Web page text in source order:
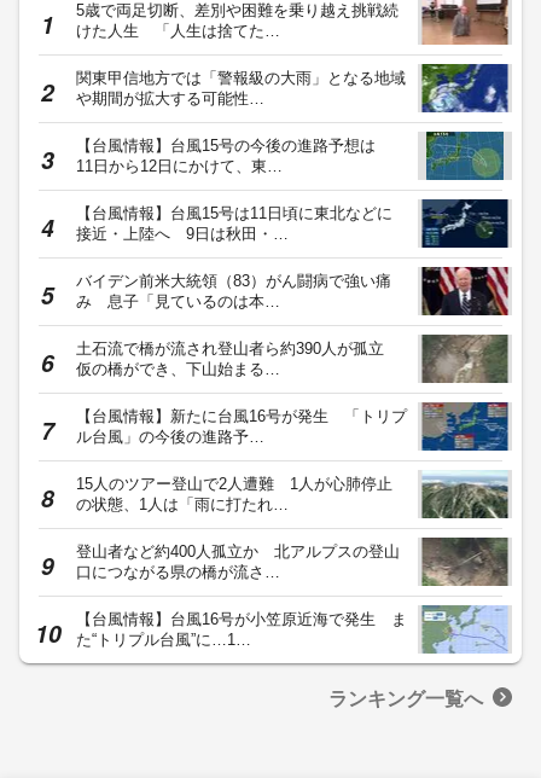
5歳で両足切断、差別や困難を乗り越え挑戦続
けた人生 「人生は捨てた…
関東甲信地方では「警報級の大雨」となる地域
や期間が拡大する可能性…
【台風情報】台風15号の今後の進路予想は
11日から12日にかけて、東…
【台風情報】台風15号は11日頃に東北などに
接近・上陸へ 9日は秋田・…
バイデン前米大統領（83）がん闘病で強い痛
み 息子「見ているのは本…
土石流で橋が流され登山者ら約390人が孤立
仮の橋ができ、下山始まる…
【台風情報】新たに台風16号が発生 「トリプ
ル台風」の今後の進路予…
15人のツアー登山で2人遭難 1人が心肺停止
の状態、1人は「雨に打たれ…
登山者など約400人孤立か 北アルプスの登山
口につながる県の橋が流さ…
【台風情報】台風16号が小笠原近海で発生 ま
た“トリプル台風”に…1…
ランキング一覧へ